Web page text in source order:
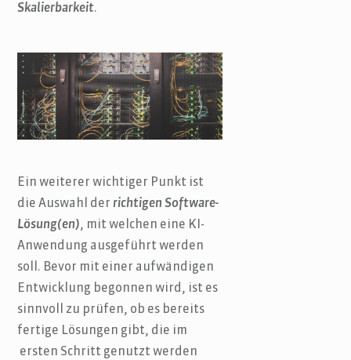
Skalierbarkeit.
Ein weiterer wichtiger Punkt ist
die Auswahl der richtigen Software-
Lösung(en), mit welchen eine KI-
Anwendung ausgeführt werden
soll. Bevor mit einer aufwändigen
Entwicklung begonnen wird, ist es
sinnvoll zu prüfen, ob es bereits
fertige Lösungen gibt, die im
ersten Schritt genutzt werden